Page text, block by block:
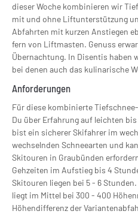
dieser Woche kombinieren wir
mit und ohne Liftunterstützung
Abfahrten mit kurzen Anstiegen
fern von Liftmasten. Genuss
Übernachtung. In Disentis haben
bei denen auch das kulinarische
Anforderungen
Für diese kombinierte
Du über Erfahrung auf leichten
bist ein sicherer Skifahrer im
wechselnden Schneearten und
Skitouren in Graubünden
Gehzeiten im Aufstieg bis 4
Skitouren liegen bei 5 - 6
liegt im Mittel bei 300 - 400
Höhendifferenz der